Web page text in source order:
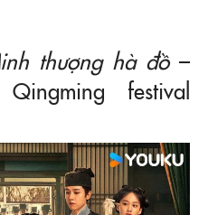
thượng hà đồ–
festival